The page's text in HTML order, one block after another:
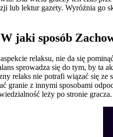
lub lektur gazety. Wyróżnia go
jaki sposób
relaksu, nie da się
sprowadza się do tym, by ta
relaks nie potrafi wiązać się
granie z innymi sposobami
leży po stronie